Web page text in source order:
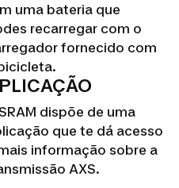
uma bateria que
recarregar com o
fornecido com
dispõe de uma
que te dá acesso
informação sobre a
AXS.